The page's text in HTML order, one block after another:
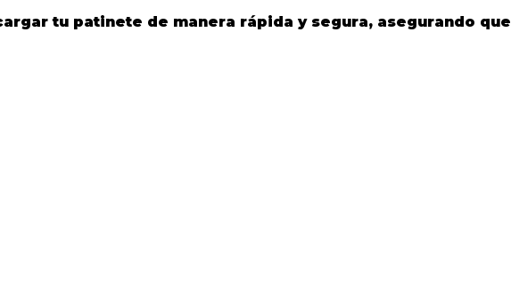
tu patinete de manera rápida y segura, asegurando que